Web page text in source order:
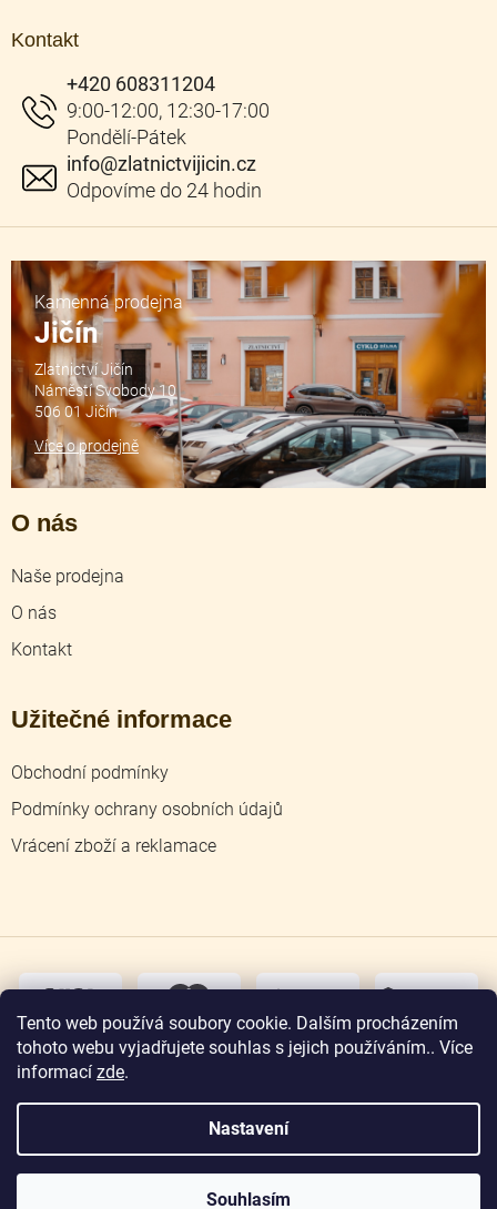
Tento web používá soubory cookie. Dalším procházením
tohoto webu vyjadřujete souhlas s jejich používáním.. Více
informací zde.
Nastavení
Souhlasím
Kontakt
info@zlatnictvijicin.cz
+420 608311204
O nás
Naše prodejna
O nás
Kontakt
Užitečné informace
Obchodní podmínky
Podmínky ochrany osobních údajů
Vrácení zboží a reklamace
Kamenná prodejna
Jičín
Zlatnictví Jičín
Náměstí Svobody 10
506 01 Jičín
Více o prodejně
osobní
Copyright 2026Zlatnictví Jičín. Všechna práva
vyhrazena.